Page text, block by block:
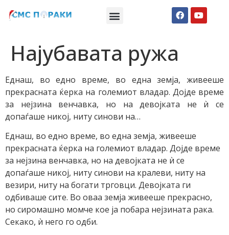
Најубавата ружа
Еднаш, во едно време, во една земја, живееше
прекрасната ќерка на големиот владар. Дојде време
за нејзина венчавка, но на девојката не ѝ се
допаѓаше никој, ниту синови на…
Еднаш, во едно време, во една земја, живееше
прекрасната ќерка на големиот владар. Дојде време
за нејзина венчавка, но на девојката не ѝ се
допаѓаше никој, ниту синови на кралеви, ниту на
везири, ниту на богати трговци. Девојката ги
одбиваше сите. Во оваа земја живееше прекрасно,
но сиромашно момче кое ја побара нејзината рака.
Секако, ѝ него го одби.